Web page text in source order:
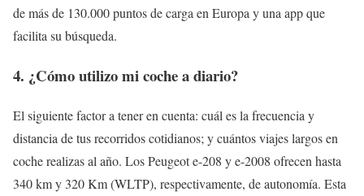
de más de 130.000 puntos de carga en Europa y una app que
facilita su búsqueda.
4. ¿Cómo utilizo mi coche a diario?
El siguiente factor a tener en cuenta: cuál es la frecuencia y
distancia de tus recorridos cotidianos; y cuántos viajes largos en
coche realizas al año. Los Peugeot e-208 y e-2008 ofrecen hasta
340 km y 320 Km (WLTP), respectivamente, de autonomía. Esta